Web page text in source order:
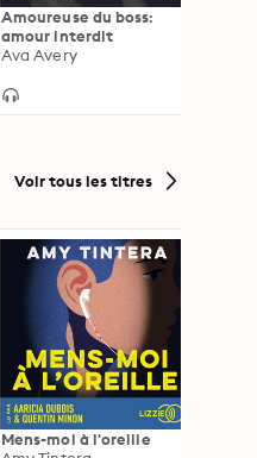
Amoureuse du boss:
amour interdit
Ava Avery
Voir tous les titres
Mens-moi à l'oreille